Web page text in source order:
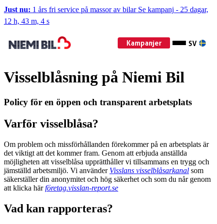
Just nu: 1 års fri service på massor av bilar Se kampanj - 25 dagar,
12 h, 43 m, 3 s
Kampanjer SV
Visselblåsning på Niemi Bil
Policy för en öppen och transparent arbetsplats
Varför visselblåsa?
Om problem och missförhållanden förekommer på en arbetsplats är
det viktigt att det kommer fram. Genom att erbjuda anställda
möjligheten att visselblåsa upprätthåller vi tillsammans en trygg och
jämställd arbetsmiljö. Vi använder Visslans visselblåsarkanal som
säkerställer din anonymitet och hög säkerhet och som du når genom
att klicka härföretag.visslan-report.se
Vad kan rapporteras?